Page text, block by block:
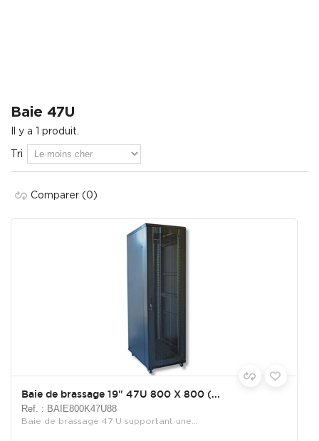
Baie 47U
Il y a 1 produit.
Tri
Comparer (0)
Baie de brassage 19" 47U 800 X 800 (...
Ref. : BAIE800K47U88
Baie de brassage 47 U supportant une...